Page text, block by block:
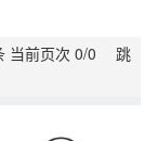
当前页次 0/0 跳